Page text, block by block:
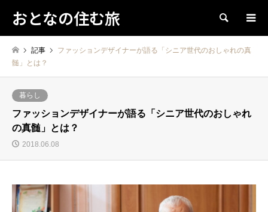
おとなの住む旅 検索
記事
ファッションデザイナーが語る「シニア世代のおしゃれの真
髄」とは？
暮らし
ファッションデザイナーが語る「シニア世代のおしゃれ
の真髄」とは？
2018.06.08